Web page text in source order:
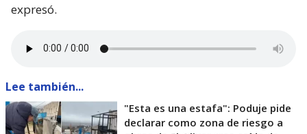
expresó.
Lee también...
"Esta es una estafa": Poduje pide
declarar como zona de riesgo a